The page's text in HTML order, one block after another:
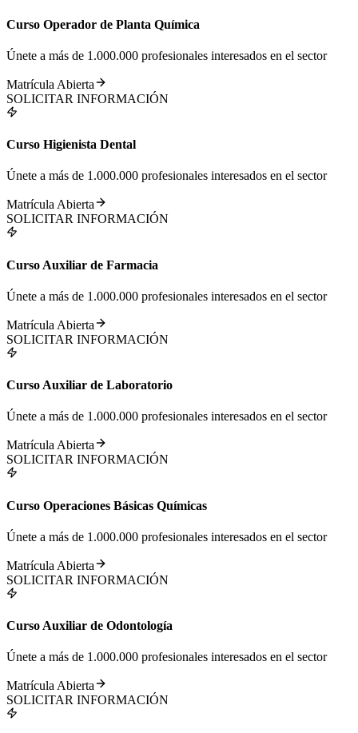
Curso Operador de Planta Química
Únete a más de 1.000.000 profesionales interesados en el sector
Matrícula Abierta
SOLICITAR INFORMACIÓN
Curso Higienista Dental
Únete a más de 1.000.000 profesionales interesados en el sector
Matrícula Abierta
SOLICITAR INFORMACIÓN
Curso Auxiliar de Farmacia
Únete a más de 1.000.000 profesionales interesados en el sector
Matrícula Abierta
SOLICITAR INFORMACIÓN
Curso Auxiliar de Laboratorio
Únete a más de 1.000.000 profesionales interesados en el sector
Matrícula Abierta
SOLICITAR INFORMACIÓN
Curso Operaciones Básicas Químicas
Únete a más de 1.000.000 profesionales interesados en el sector
Matrícula Abierta
SOLICITAR INFORMACIÓN
Curso Auxiliar de Odontología
Únete a más de 1.000.000 profesionales interesados en el sector
Matrícula Abierta
SOLICITAR INFORMACIÓN